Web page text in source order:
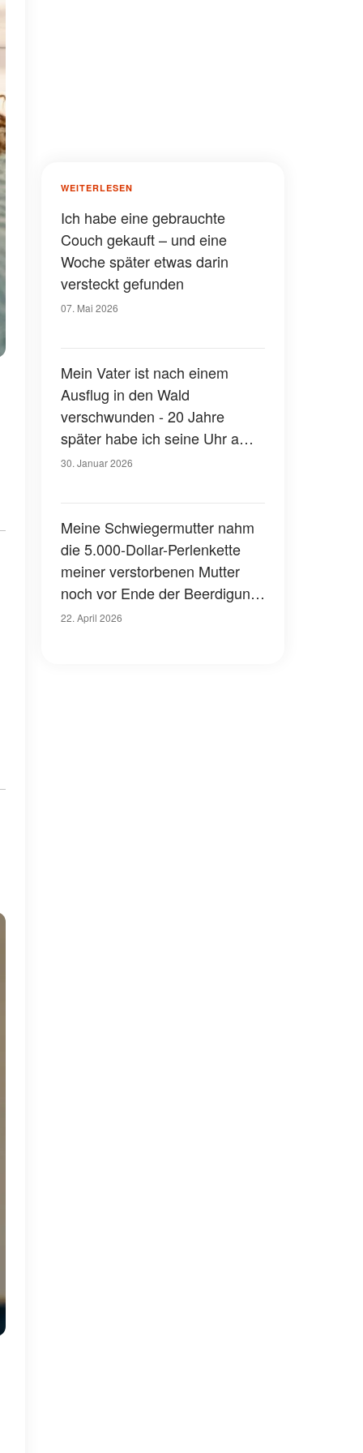
WEITERLESEN
Ich habe eine gebrauchte
Couch gekauft – und eine
Woche später etwas darin
versteckt gefunden
07. Mai 2026
Mein Vater ist nach einem
Ausflug in den Wald
verschwunden - 20 Jahre
später habe ich seine Uhr am
Handgelenk eines Kellners
30. Januar 2026
Meine Schwiegermutter nahm
die 5.000-Dollar-Perlenkette
meiner verstorbenen Mutter
noch vor Ende der Beerdigung
und versuchte, sie auf eBay zu
22. April 2026